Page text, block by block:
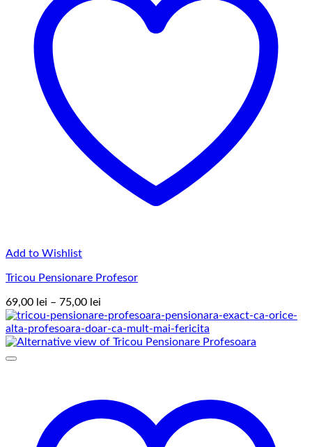
Add to Wishlist
Tricou Pensionare Profesor
69,00 lei – 75,00 lei
de
prețuri:
69,00 lei